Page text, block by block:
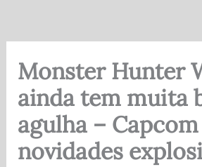
Monster Hunter
ainda tem muita
agulha –
novidades